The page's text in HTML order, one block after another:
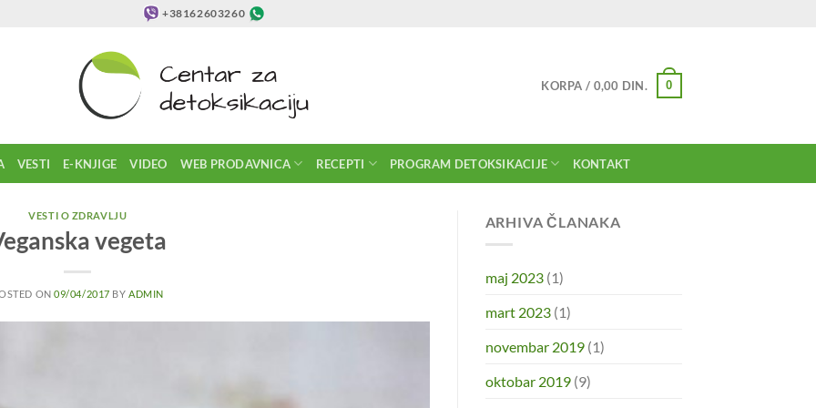
+38162603260
KORPA / 0,00 DIN. 0
VESTI E-KNJIGE VIDEO WEB PRODAVNICA RECEPTI PROGRAM DETOKSIKACIJE KONTAKT
VESTI O ZDRAVLJU
vegeta
ON09/04/2017 BY ADMIN
ARHIVA ČLANAKA
maj 2023(1)
mart 2023(1)
novembar 2019(1)
oktobar 2019(9)